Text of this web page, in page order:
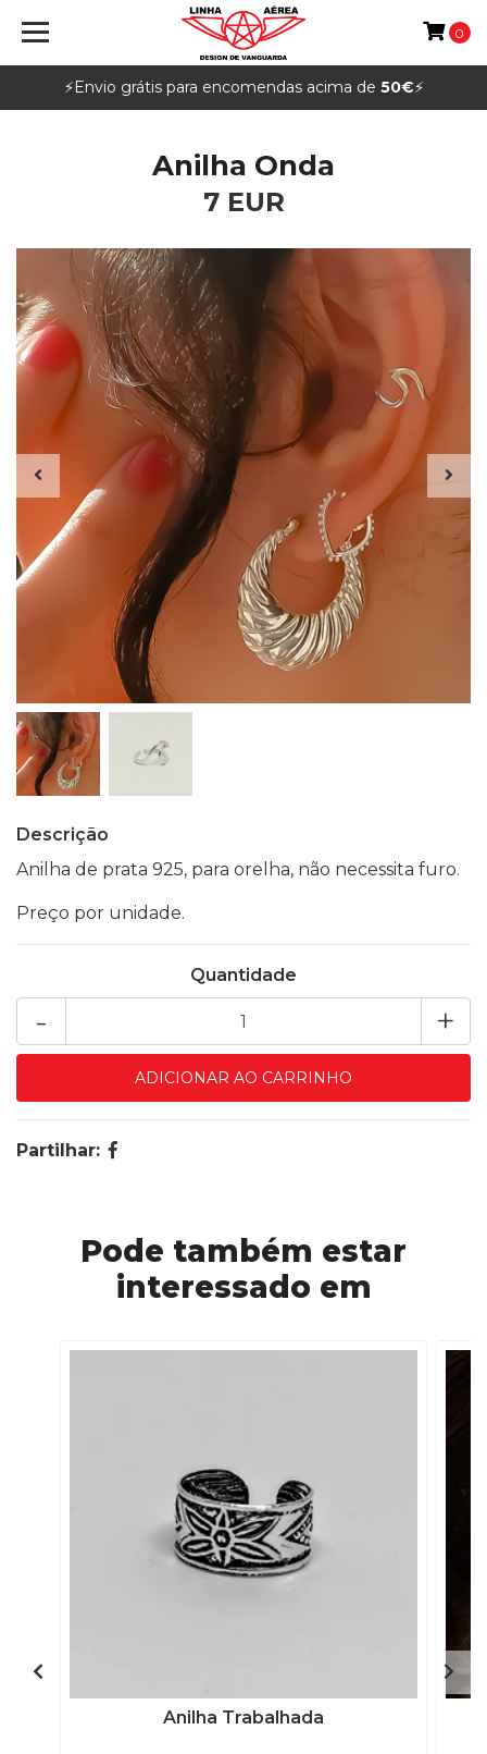
⚡️Envio grátis para encomendas acima de 50€⚡️
0
Anilha Onda
7 EUR
Descrição
Anilha de prata 925, para orelha, não necessita furo.
Preço por unidade.
Quantidade
+
-
Partilhar:
Pode também estar
interessado em
Anilha Trabalhada